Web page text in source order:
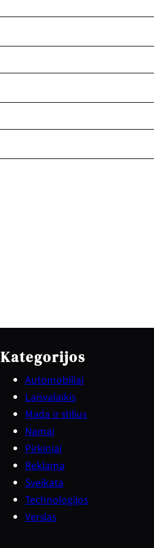
Kategorijos
Automobiliai
Laisvalaikis
Mada ir stilius
Namai
Pirkiniai
Reklama
Sveikata
Technologijos
Verslas